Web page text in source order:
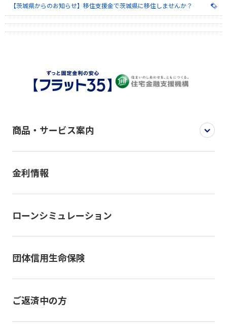
【茨城県からのお知らせ】移住支援金で茨城県に移住しませんか？
商品・サービス案内
金利情報
ローンシミュレーション
団体信用生命保険
ご返済中の方